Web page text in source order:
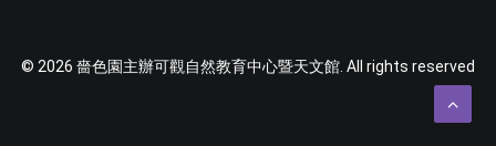
© 2026 嗇色園主辦可觀自然教育中心暨天文館. All rights reserved